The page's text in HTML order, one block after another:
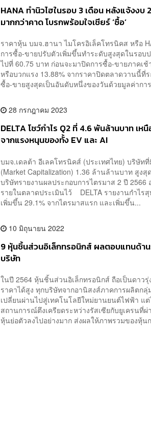
HANA ทำนิวไฮในรอบ 3 เดือน หลังแจ้งงบ
มากกว่าคาด โบรกพร้อมใจเชียร์ ‘ซื้อ’
ราคาหุ้น บมจ.ฮานา ไมโครอิเล็คโทรนิคส หรือ
การซื้อ-ขายปรับตัวเพิ่มขึ้นทำระดับสูงสุดในรอบ
ไปที่ 60.75 บาท ก่อนจะมาปิดการซื้อ-ขายภาคเ
หรือบวกแรง 13.88% จากราคาปิดตลาดวานนี้ที่
ซื้อ-ขายสูงสุดเป็นอันดับหนึ่งของวันด้วยมูลค่ากา
28 กรกฎาคม 2023
DELTA โชว์กำไร Q2 ที่ 4.6 พันล้านบาท เ
จากแรงหนุนของทั้ง EV และ AI
บมจ.เดลต้า อีเลคโทรนิคส์ (ประเทศไทย) บริษั
(Market Capitalization) 1.36 ล้านล้านบาท สูง
บริษัทรายงานผลประกอบการไตรมาส 2 ปี 2566
รายในตลาดประเมินไว้ DELTA รายงานกำไร
เพิ่มขึ้น 29.1% จากไตรมาสแรก และเพิ่มขึ้น...
10 มิถุนายน 2022
9 หุ้นชิ้นส่วนอิเล็กทรอนิกส์ ผลตอบแทนด้า
บริษัท
ในปี 2564 หุ้นชิ้นส่วนอิเล็กทรอนิกส์ ถือเป็นดาว
ราคาได้สูง ทุกบริษัทจากอานิสงส์ภาคการผลิตก
เปลี่ยนผ่านไปสู่เทคโนโลยีใหม่ยานยนต์ไฟฟ้า แ
สถานการณ์ตึงเครียดระหว่างรัสเซียกับยูเครนที่
หุ้นย่อตัวลงไปอย่างมาก ส่งผลให้ภาพรวมของหุ้น